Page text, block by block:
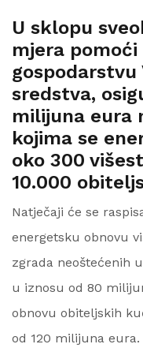
U sklopu
mjera
gospodarstvu
sredstva,
milijuna eura
kojima se
oko 300
10.000
Natječaji će se
energetsku obnovu
zgrada neoštećenih
u iznosu od 80
obnovu obiteljskih
od 120 milijuna eura.